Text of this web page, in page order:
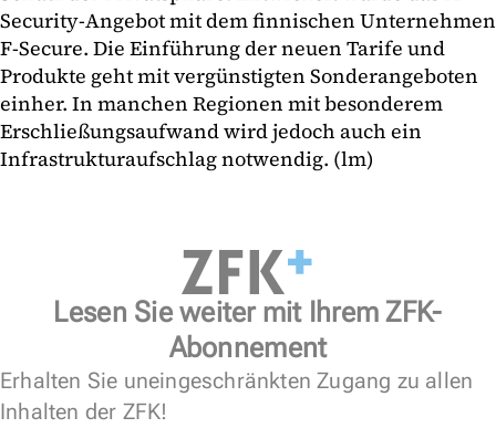
Security-Angebot mit dem finnischen Unternehmen
F-Secure. Die Einführung der neuen Tarife und
Produkte geht mit vergünstigten Sonderangeboten
einher. In manchen Regionen mit besonderem
Erschließungsaufwand wird jedoch auch ein
Infrastrukturaufschlag notwendig. (lm)
Lesen Sie weiter mit Ihrem ZFK-
Abonnement
Erhalten Sie uneingeschränkten Zugang zu allen
Inhalten der ZFK!